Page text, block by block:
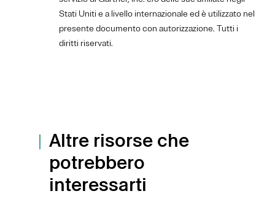
Stati Uniti e a livello internazionale ed è utilizzato nel
presente documento con autorizzazione. Tutti i
diritti riservati.
Altre risorse che
potrebbero
interessarti